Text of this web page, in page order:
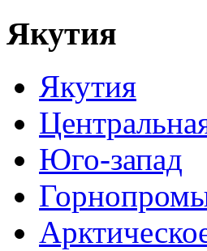
Якутия
Якутия
Юго-запад